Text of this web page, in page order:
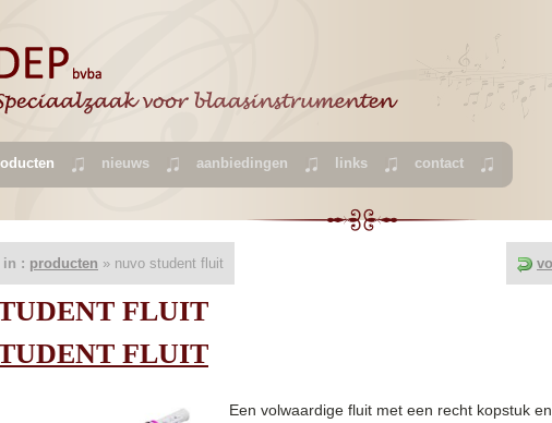
nieuws aanbiedingen links contact
in : producten » nuvo student fluit
FLUIT
FLUIT
Een volwaardige fluit met een recht kopstuk